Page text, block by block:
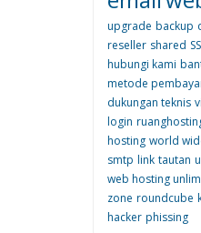
upgrade backup
reseller shared
hubungi kami
metode
dukungan teknis
login
hosting world
smtp link tautan
web hosting
zone roundcube
hacker phissing